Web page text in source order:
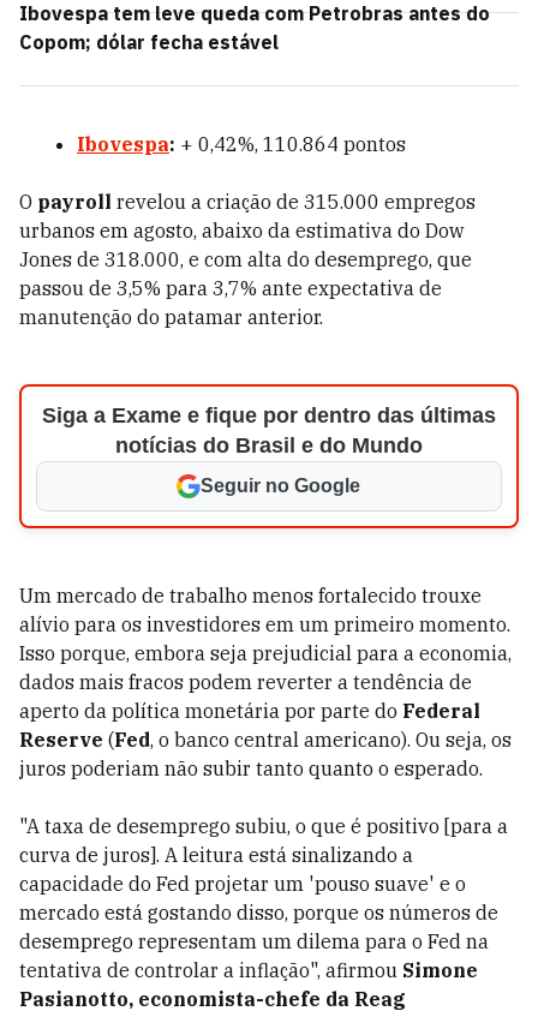
Ibovespa tem leve queda com Petrobras antes do
Copom; dólar fecha estável
Ibovespa: + 0,42%, 110.864 pontos
O payroll revelou a criação de 315.000 empregos
urbanos em agosto, abaixo da estimativa do Dow
Jones de 318.000, e com alta do desemprego, que
passou de 3,5% para 3,7% ante expectativa de
manutenção do patamar anterior.
Siga a Exame e fique por dentro das últimas
notícias do Brasil e do Mundo
Seguir no Google
Um mercado de trabalho menos fortalecido trouxe
alívio para os investidores em um primeiro momento.
Isso porque, embora seja prejudicial para a economia,
dados mais fracos podem reverter a tendência de
aperto da política monetária por parte do Federal
Reserve (Fed, o banco central americano). Ou seja, os
juros poderiam não subir tanto quanto o esperado.
"A taxa de desemprego subiu, o que é positivo [para a
curva de juros]. A leitura está sinalizando a
capacidade do Fed projetar um 'pouso suave' e o
mercado está gostando disso, porque os números de
desemprego representam um dilema para o Fed na
tentativa de controlar a inflação", afirmou Simone
Pasianotto, economista-chefe da Reag